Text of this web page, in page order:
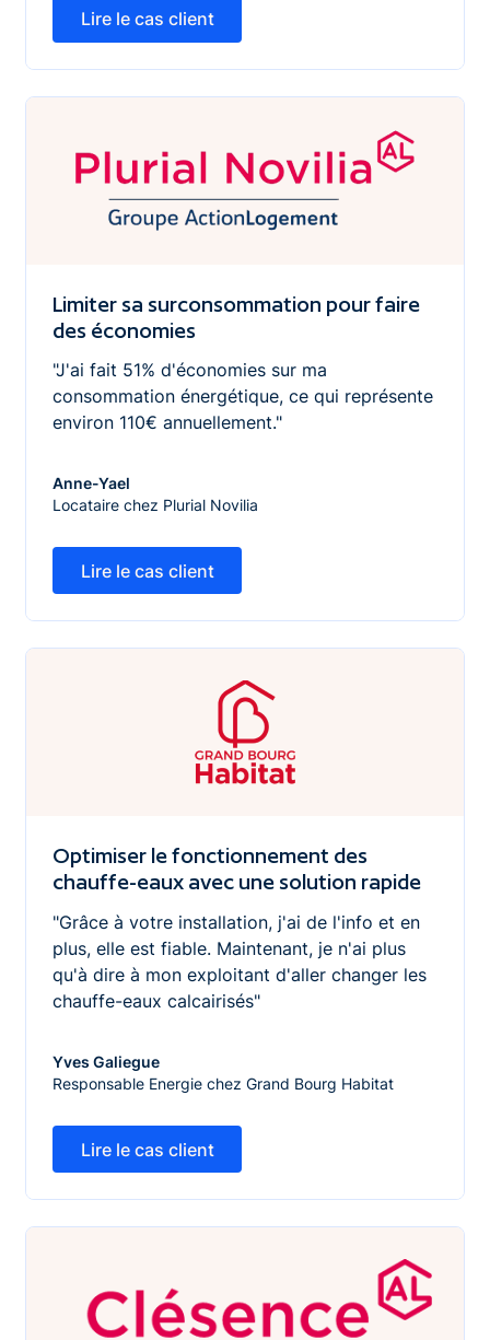
Lire le cas client
Lire le cas client
Limiter sa surconsommation pour faire
des économies
"J'ai fait 51% d'économies sur ma
consommation énergétique, ce qui représente
environ 110€ annuellement."
Anne-Yael
Locataire chez Plurial Novilia
Lire le cas client
Lire le cas client
Optimiser le fonctionnement des
chauffe-eaux avec une solution rapide
"Grâce à votre installation, j'ai de l'info et en
plus, elle est fiable. Maintenant, je n'ai plus
qu'à dire à mon exploitant d'aller changer les
chauffe-eaux calcairisés"
Yves Galiegue
Responsable Energie chez Grand Bourg Habitat
Lire le cas client
Lire le cas client